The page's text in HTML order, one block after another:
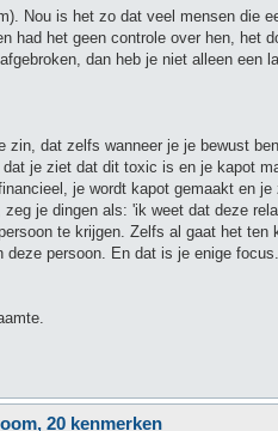
Nou is het zo dat veel mensen die
had het geen controle over hen,
dan heb je niet alleen
zin, dat zelfs wanneer je je bewust
je ziet dat dit toxic is en je kapot
je wordt kapot gemaakt en
je dingen als: 'ik weet dat deze
te krijgen. Zelfs al gaat het
deze persoon. En dat is je enige focus.
20 kenmerken